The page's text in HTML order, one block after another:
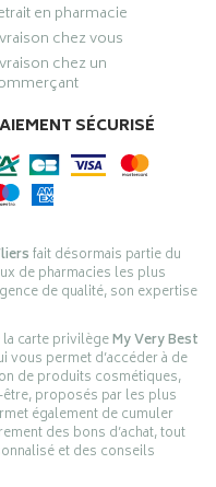
en pharmacie
chez vous
chez un
SÉCURISÉ
fait désormais partie du
de pharmacies les plus
de qualité, son expertise
carte privilègeMy Very Best
vous permet d’accéder à de
de produits cosmétiques,
proposés par les plus
également de cumuler
des bons d’achat, tout
et des conseils